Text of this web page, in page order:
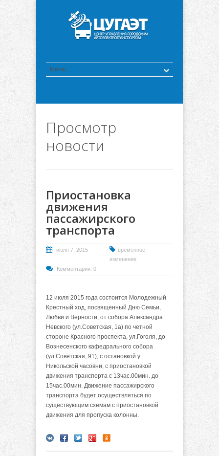
Просмотр
новости
Приостановка
движения
пассажирского
транспорта
июля 7, 2015
временное
изменение
Комментарии: 0
12 июля 2015 года состоится Молодежный
Крестный ход, посвященный Дню Семьи,
Любви и Верности, от собора Александра
Невского (ул.Советская, 1а) по четной
стороне Красного проспекта, ул.Гоголя, до
Вознесенского кафедрального собора
(ул.Советская, 91), с остановкой у
Никольской часовни, с приостановкой
движения транспорта с 13час.00мин. до
15час.00мин. Движение пассажирского
транспорта будет осуществляться по
существующим схемам с приостановкой
движения для пропуска колонны.